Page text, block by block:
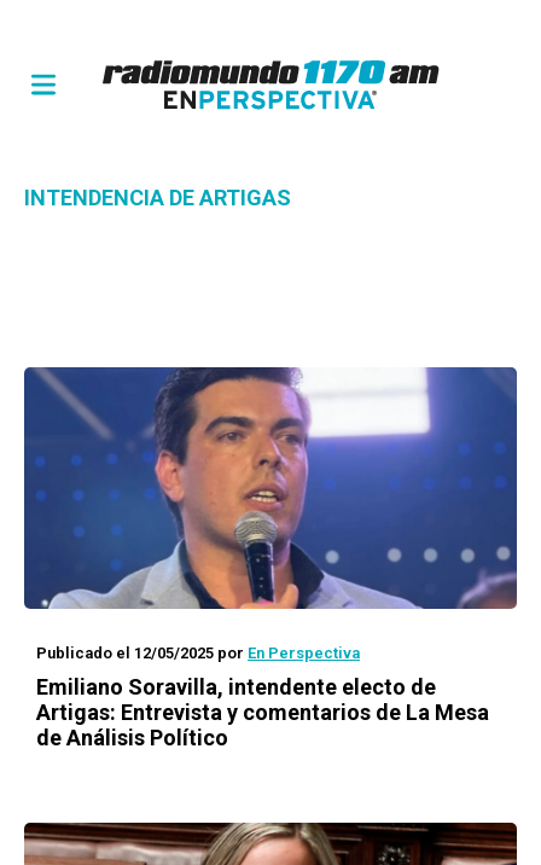
INTENDENCIA DE ARTIGAS
Publicado el 12/05/2025 por En Perspectiva
Emiliano Soravilla, intendente electo de
Artigas: Entrevista y comentarios de La Mesa
de Análisis Político